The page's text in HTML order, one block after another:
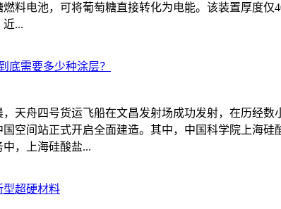
料电池，可将葡萄糖直接转化为电能。该装置厚度
...
底需要多少种涂层？
天舟四号货运飞船在文昌发射场成功发射，在历经
空间站正式开启全面建造。其中，中国科学院上海
，上海硅酸盐...
型超硬材料